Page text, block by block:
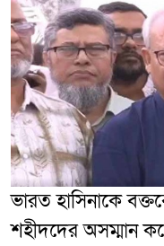
ভারত হাসিনাকে
শহীদদের অসম্মান